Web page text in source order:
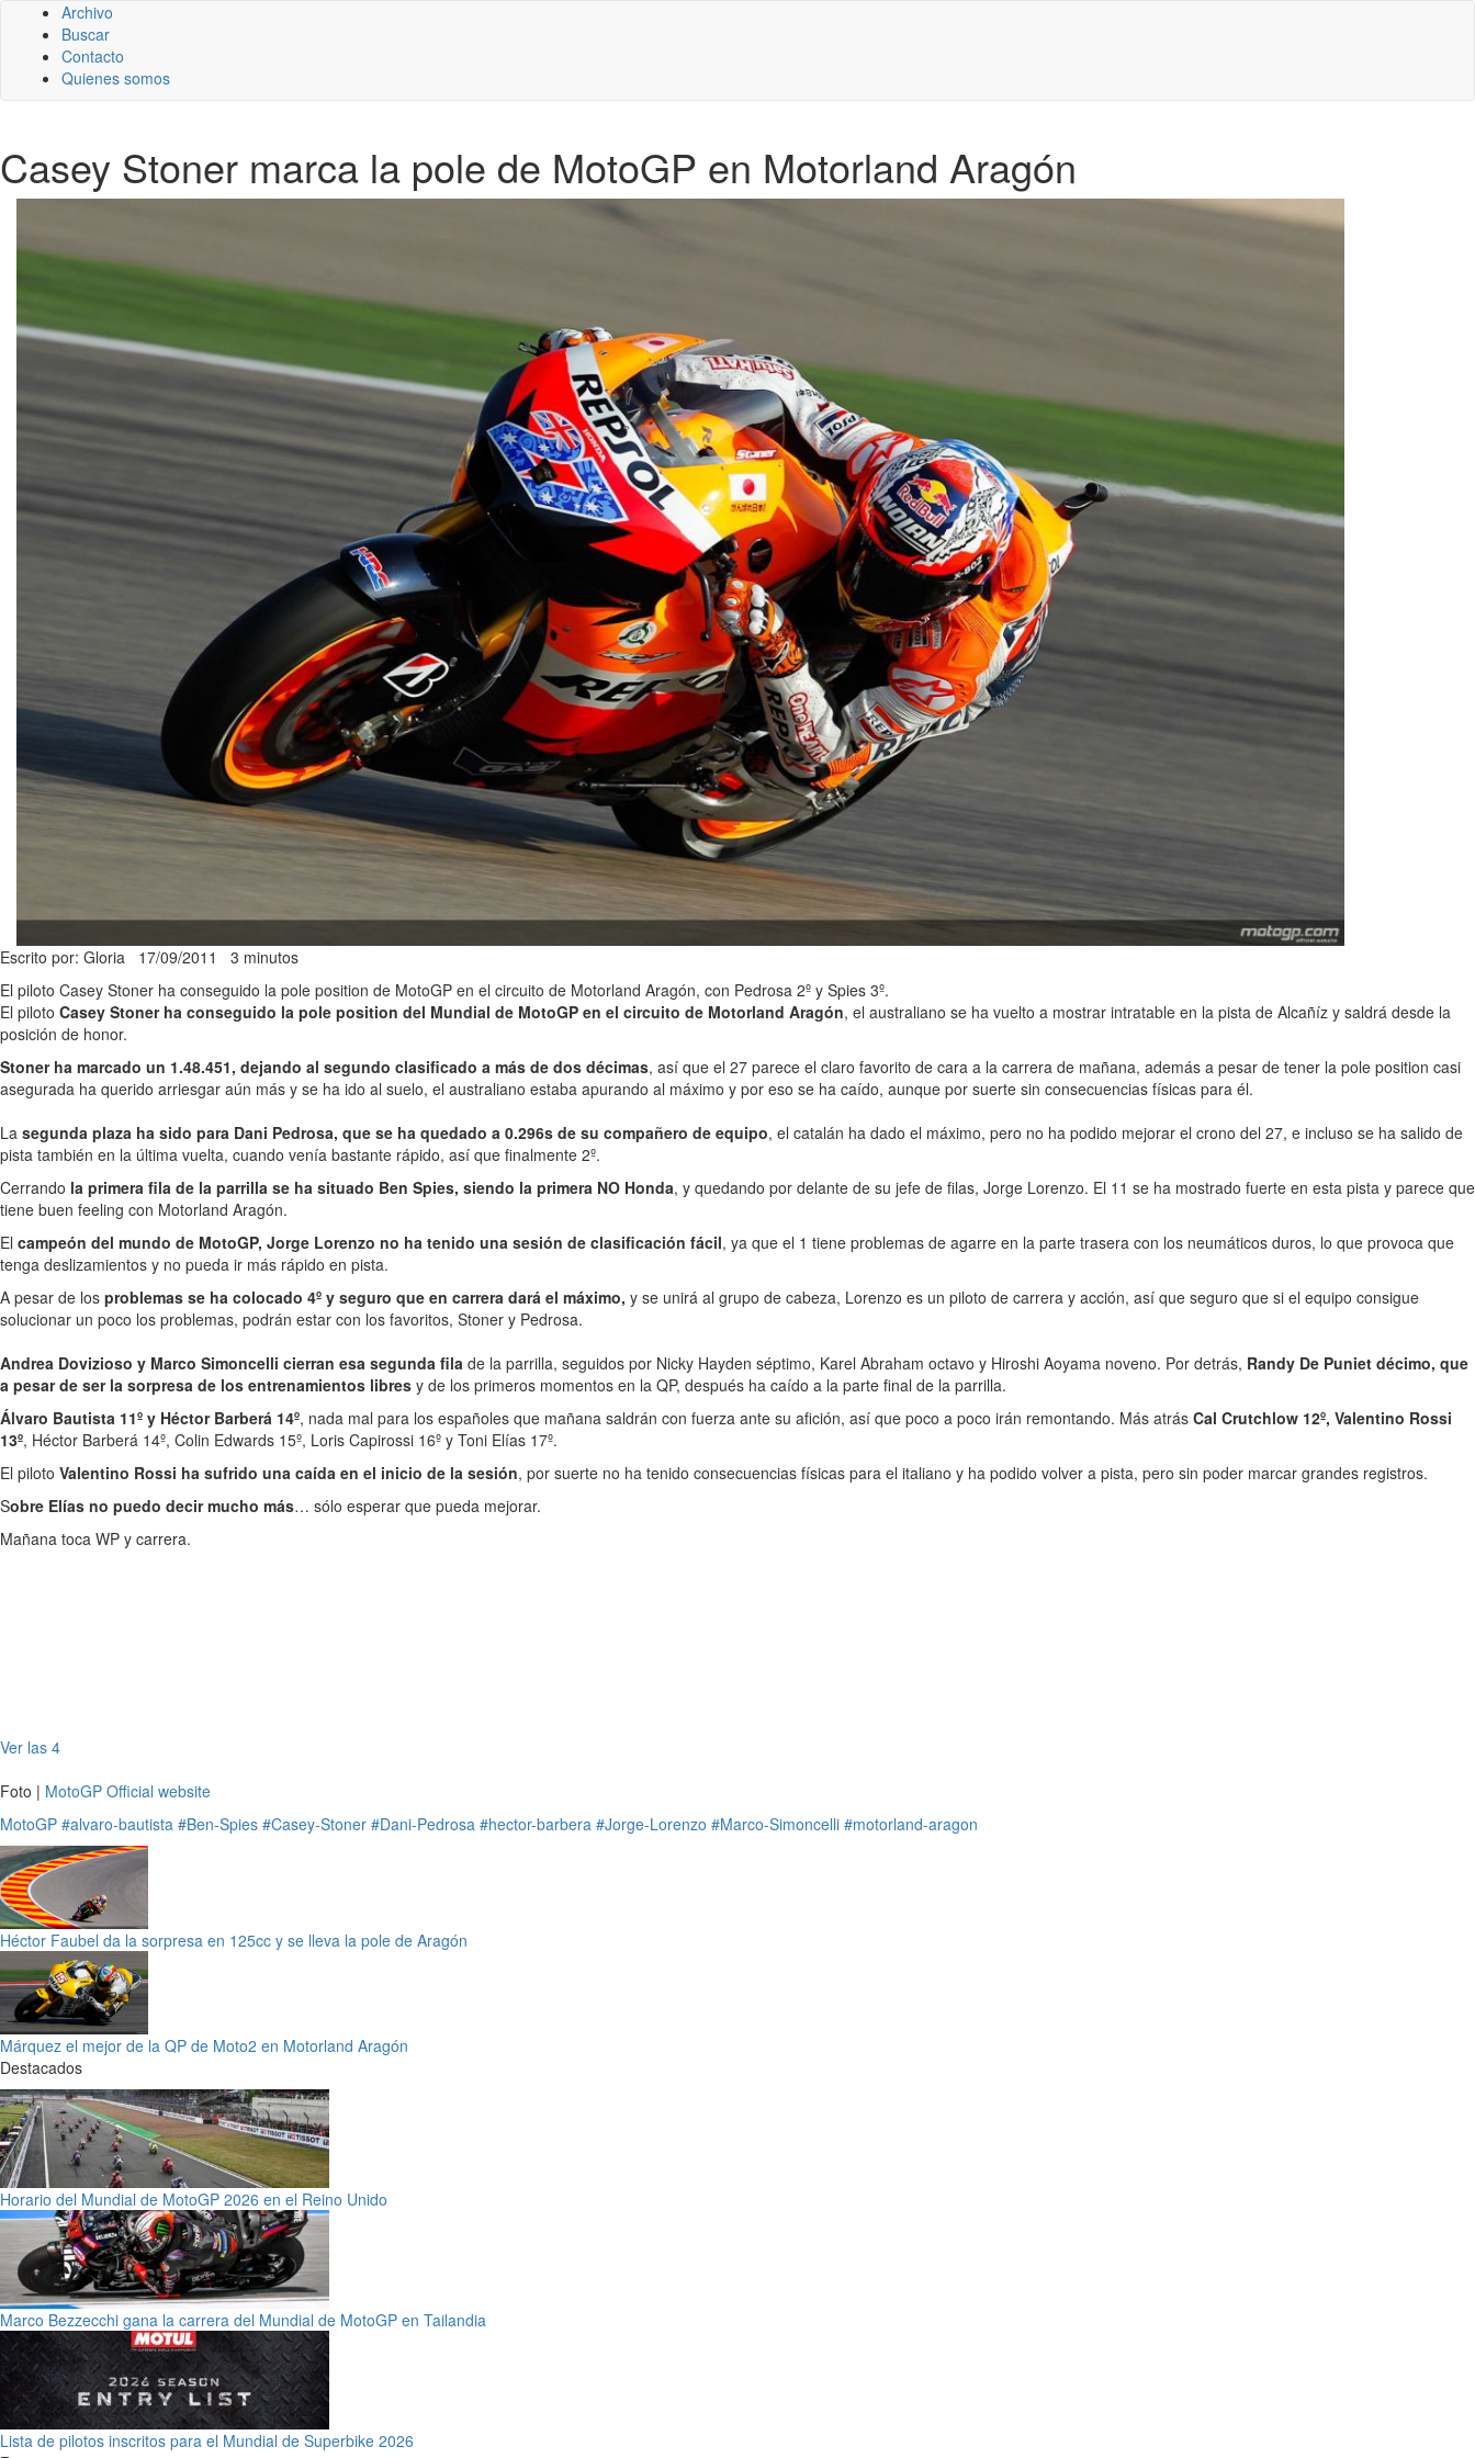
Archivo
Buscar
Contacto
Quienes somos
Casey Stoner marca la pole de MotoGP en Motorland Aragón
Escrito por: Gloria 17/09/2011 3 minutos
El piloto Casey Stoner ha conseguido la pole position de MotoGP en el circuito de Motorland Aragón, con Pedrosa 2º y Spies 3º.
El piloto Casey Stoner ha conseguido la pole position del Mundial de MotoGP en el circuito de Motorland Aragón, el australiano se ha vuelto a mostrar intratable en la pista de Alcañíz y saldrá desde la
posición de honor.
Stoner ha marcado un 1.48.451, dejando al segundo clasificado a más de dos décimas, así que el 27 parece el claro favorito de cara a la carrera de mañana, además a pesar de tener la pole position casi
asegurada ha querido arriesgar aún más y se ha ido al suelo, el australiano estaba apurando al máximo y por eso se ha caído, aunque por suerte sin consecuencias físicas para él.
La segunda plaza ha sido para Dani Pedrosa, que se ha quedado a 0.296s de su compañero de equipo, el catalán ha dado el máximo, pero no ha podido mejorar el crono del 27, e incluso se ha salido de
pista también en la última vuelta, cuando venía bastante rápido, así que finalmente 2º.
Cerrando la primera fila de la parrilla se ha situado Ben Spies, siendo la primera NO Honda, y quedando por delante de su jefe de filas, Jorge Lorenzo. El 11 se ha mostrado fuerte en esta pista y parece que
tiene buen feeling con Motorland Aragón.
El campeón del mundo de MotoGP, Jorge Lorenzo no ha tenido una sesión de clasificación fácil, ya que el 1 tiene problemas de agarre en la parte trasera con los neumáticos duros, lo que provoca que
tenga deslizamientos y no pueda ir más rápido en pista.
A pesar de los problemas se ha colocado 4º y seguro que en carrera dará el máximo, y se unirá al grupo de cabeza, Lorenzo es un piloto de carrera y acción, así que seguro que si el equipo consigue
solucionar un poco los problemas, podrán estar con los favoritos, Stoner y Pedrosa.
Andrea Dovizioso y Marco Simoncelli cierran esa segunda fila de la parrilla, seguidos por Nicky Hayden séptimo, Karel Abraham octavo y Hiroshi Aoyama noveno. Por detrás, Randy De Puniet décimo, que
a pesar de ser la sorpresa de los entrenamientos libres y de los primeros momentos en la QP, después ha caído a la parte final de la parrilla.
Álvaro Bautista 11º y Héctor Barberá 14º, nada mal para los españoles que mañana saldrán con fuerza ante su afición, así que poco a poco irán remontando. Más atrás Cal Crutchlow 12º, Valentino Rossi
13º, Héctor Barberá 14º, Colin Edwards 15º, Loris Capirossi 16º y Toni Elías 17º.
El piloto Valentino Rossi ha sufrido una caída en el inicio de la sesión, por suerte no ha tenido consecuencias físicas para el italiano y ha podido volver a pista, pero sin poder marcar grandes registros.
Sobre Elías no puedo decir mucho más… sólo esperar que pueda mejorar.
Mañana toca WP y carrera.
Ver las 4
Foto | MotoGP Official website
MotoGP #alvaro-bautista #Ben-Spies #Casey-Stoner #Dani-Pedrosa #hector-barbera #Jorge-Lorenzo #Marco-Simoncelli #motorland-aragon
Héctor Faubel da la sorpresa en 125cc y se lleva la pole de Aragón
Márquez el mejor de la QP de Moto2 en Motorland Aragón
Destacados
Horario del Mundial de MotoGP 2026 en el Reino Unido
Marco Bezzecchi gana la carrera del Mundial de MotoGP en Tailandia
Lista de pilotos inscritos para el Mundial de Superbike 2026